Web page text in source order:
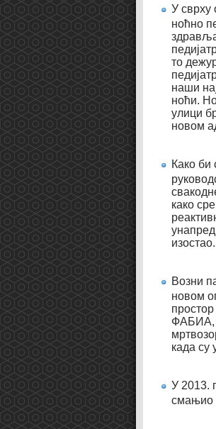
У сврху
ноћно
то
наши
ноћи.
улици
новом
Како би
како
изостао.
Возни
новом
ФАБИА,
када су
У 2013.
смањио